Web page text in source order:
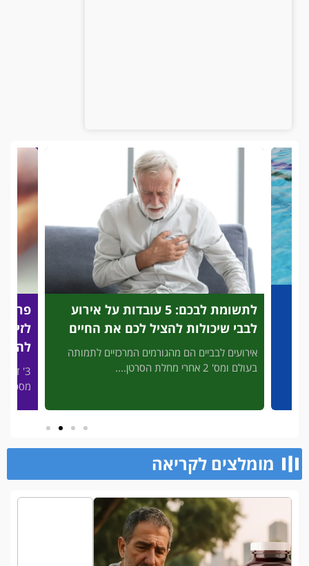
לתשומת לבכם: 5 עובדות על אירוע
לבבי שיכולות להציל לכם את החיים
אירועים לבביים הם מהגורמים המרכזיים לתמותה
בעולם ומס' 2 אחרי מחלת הסרטן....
3' דק
מסכן
מומלצים לקריאה​